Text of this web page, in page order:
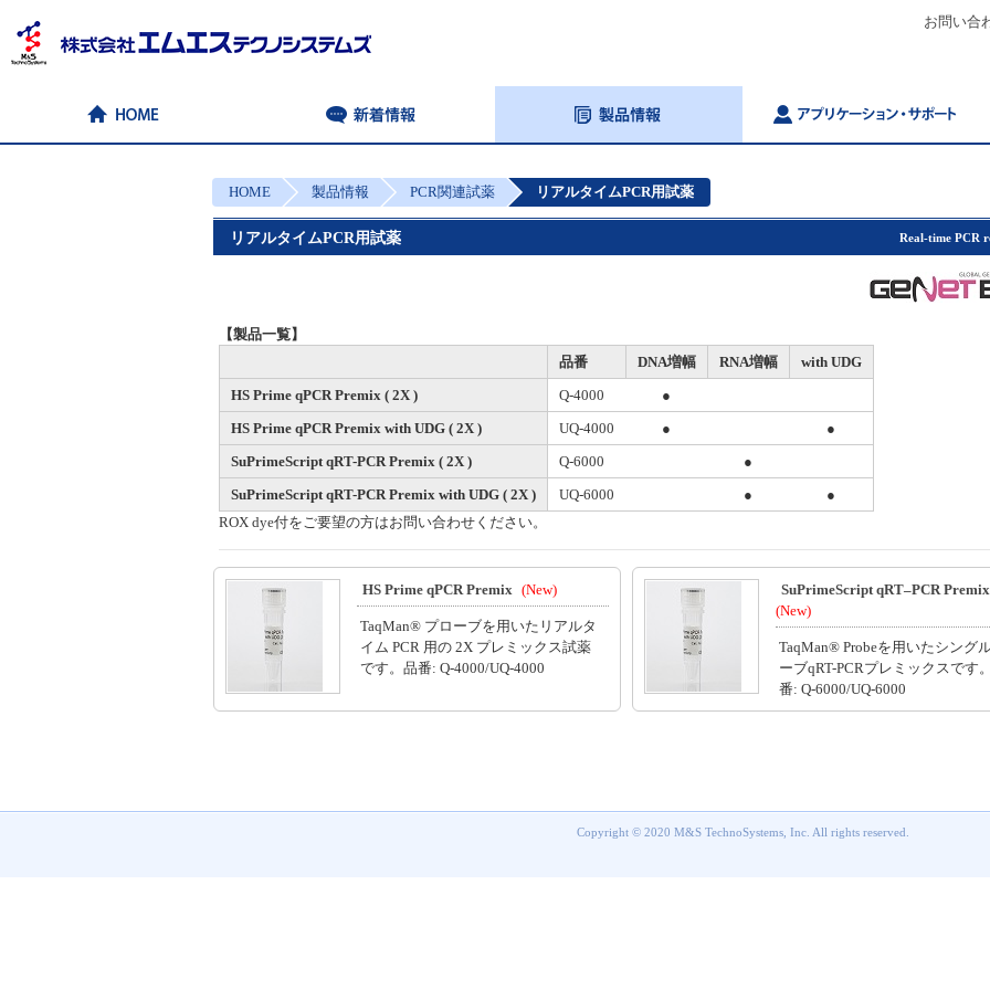
お問い合
HOME 製品情報 PCR関連試薬 リアルタイムPCR用試薬
リアルタイムPCR用試薬 Real-time PCR
【製品一覧】
品番
DNA増幅 RNA増幅
with UDG
HS Prime qPCR Premix ( 2X )
Q-4000
●
HS Prime qPCR Premix with UDG ( 2X )
UQ-4000 ●
●
SuPrimeScript qRT-PCR Premix ( 2X )
Q-6000
●
SuPrimeScript qRT-PCR Premix with UDG ( 2X )
UQ-6000 ●
●
ROX dye付をご要望の方はお問い合わせください。
HS Prime qPCR Premix (New)
TaqMan® プローブを用いたリアルタ
イム PCR 用の 2X プレミックス試薬
です。品番: Q-4000/UQ-4000
SuPrimeScript qRT–PCR Premix
(New)
TaqMan® Probeを用いたシング
ーブqRT-PCRプレミックスです
番: Q-6000/UQ-6000
Copyright © 2020 M&S TechnoSystems, Inc. All rights reserved.